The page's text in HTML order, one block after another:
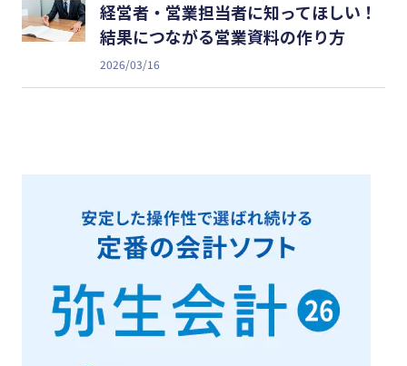
経営者・営業担当者に知ってほしい！
結果につながる営業資料の作り方
2026/03/16